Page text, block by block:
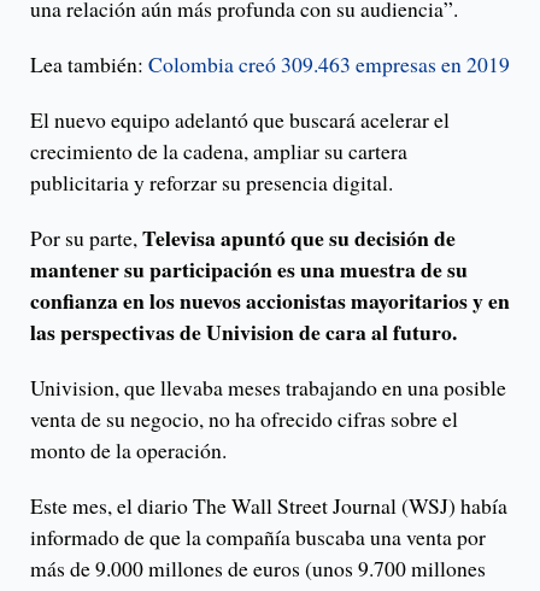
una relación aún más profunda con su audiencia”.
Lea también: Colombia creó 309.463 empresas en 2019
El nuevo equipo adelantó que buscará acelerar el
crecimiento de la cadena, ampliar su cartera
publicitaria y reforzar su presencia digital.
Por su parte,Televisa apuntó que su decisión de
mantener su participación es una muestra de su
confianza en los nuevos accionistas mayoritarios y en
las perspectivas de Univision de cara al futuro.
Univision, que llevaba meses trabajando en una posible
venta de su negocio, no ha ofrecido cifras sobre el
monto de la operación.
Este mes, el diario The Wall Street Journal (WSJ) había
informado de que la compañía buscaba una venta por
más de 9.000 millones de euros (unos 9.700 millones